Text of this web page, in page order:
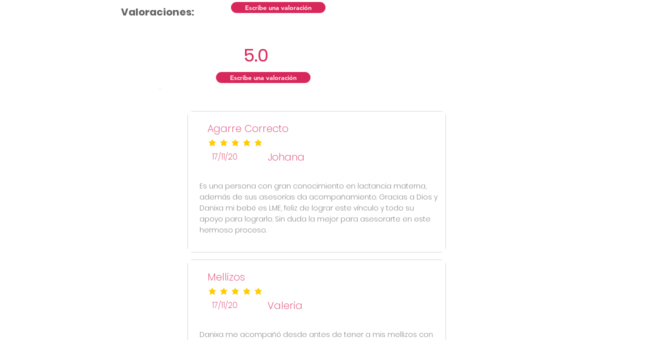
Valoraciones: Escribe una valoración
5.0
Agarre Correcto
la calificación promedio es 5 de 5
17/11/20 Johana
Es una persona con gran conocimiento en lactancia materna,
además de sus asesorías da acompañamiento. Gracias a Dios y
Danixa mi bebé es LME, feliz de lograr este vínculo y todo su
apoyo para lograrlo. Sin duda la mejor para asesorarte en este
hermoso proceso.
Mellizos
la calificación promedio es 5 de 5
17/11/20 Valeria
Danixa me acompañó desde antes de tener a mis mellizos con
Escribe una valoración